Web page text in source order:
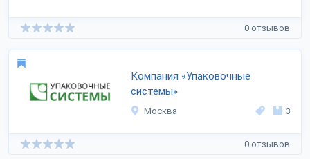
0 отзывов
Компания «Упаковочные
системы»
Москва 3
0 отзывов